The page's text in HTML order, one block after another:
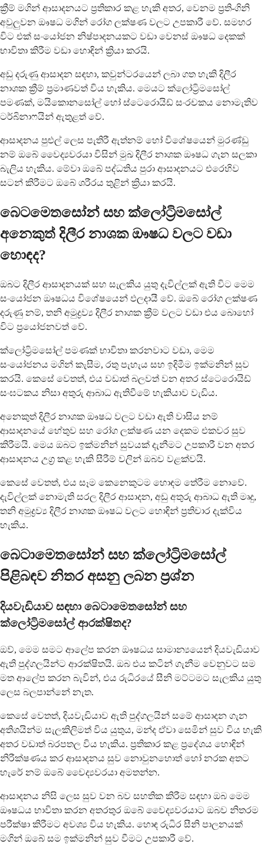
ක්‍රීම් මගින් ආසාදනයට ප්‍රතිකාර කළ හැකි අතර, වෙනම ප්‍රති-ගිනි
අවුලුවන ඖෂධ මගින් රෝග ලක්ෂණ වලට උපකාරී වේ. සමහර
විට එක් සංයෝජන නිෂ්පාදනයකට වඩා වෙනස් ඖෂධ දෙකක්
භාවිතා කිරීම වඩා හොඳින් ක්‍රියා කරයි.
අඩු දරුණු ආසාදන සඳහා, කවුන්ටරයෙන් ලබා ගත හැකි දිලීර
නාශක ක්‍රීම් ප්‍රමාණවත් විය හැකිය. මෙයට ක්ලෝට්‍රිමසෝල්
පමණක්, මයිකොනසෝල් හෝ ස්ටෙරොයිඩ් සංරචකය නොමැතිව
ටර්බිනාෆයින් ඇතුළත් වේ.
ආසාදනය පුළුල් ලෙස පැතිරී ඇත්නම් හෝ විශේෂයෙන් මුරණ්ඩු
නම් ඔබේ වෛද්‍යවරයා විසින් මුඛ දිලීර නාශක ඖෂධ ගැන සලකා
බැලිය හැකිය. මේවා ඔබේ පද්ධතිය පුරා ආසාදනයට එරෙහිව
සටන් කිරීමට ඔබේ ශරීරය තුළින් ක්‍රියා කරයි.
බෙටමෙතසෝන් සහ ක්ලෝට්‍රිමසෝල්
අනෙකුත් දිලීර නාශක ඖෂධ වලට වඩා
හොඳද?
ඔබට දිලීර ආසාදනයක් සහ සැලකිය යුතු දැවිල්ලක් ඇති විට මෙම
සංයෝජන ඖෂධය විශේෂයෙන් ඵලදායී වේ. ඔබේ රෝග ලක්ෂණ
දරුණු නම්, තනි අමුද්‍රව්‍ය දිලීර නාශක ක්‍රීම් වලට වඩා එය බොහෝ
විට ප්‍රයෝජනවත් වේ.
ක්ලෝට්‍රිමසෝල් පමණක් භාවිතා කරනවාට වඩා, මෙම
සංයෝජනය මගින් කැසීම, රතු පැහැය සහ ඉදිමීම ඉක්මනින් සුව
කරයි. කෙසේ වෙතත්, එය වඩාත් බලවත් වන අතර ස්ටෙරොයිඩ්
සංඝටකය නිසා අතුරු ආබාධ ඇතිවීමේ හැකියාව වැඩිය.
අනෙකුත් දිලීර නාශක ඖෂධ වලට වඩා ඇති වාසිය නම්
ආසාදනයේ හේතුව සහ රෝග ලක්ෂණ යන දෙකම එකවර සුව
කිරීමයි. මෙය ඔබට ඉක්මනින් සුවයක් දැනීමට උපකාරී වන අතර
ආසාදනය උග්‍ර කළ හැකි සීරීම් වලින් ඔබව වළක්වයි.
කෙසේ වෙතත්, එය සෑම කෙනෙකුටම හොඳම තේරීම නොවේ.
දැවිල්ලක් නොමැති සරල දිලීර ආසාදන, අඩු අතුරු ආබාධ ඇති මෘදු,
තනි අමුද්‍රව්‍ය දිලීර නාශක ඖෂධ වලට හොඳින් ප්‍රතිචාර දැක්විය
හැකිය.
බෙටාමෙතසෝන් සහ ක්ලෝට්‍රිමසෝල්
පිළිබඳව නිතර අසනු ලබන ප්‍රශ්න
දියවැඩියාව සඳහා බෙටාමෙතසෝන් සහ
ක්ලෝට්‍රිමසෝල් ආරක්ෂිතද?
ඔව්, මෙම සමට ආලේප කරන ඖෂධය සාමාන්‍යයෙන් දියවැඩියාව
ඇති පුද්ගලයින්ට ආරක්ෂිතයි. ඔබ එය කටින් ගැනීම වෙනුවට සම
මත ආලේප කරන බැවින්, එය රුධිරයේ සීනි මට්ටමට සැලකිය යුතු
ලෙස බලපාන්නේ නැත.
කෙසේ වෙතත්, දියවැඩියාව ඇති පුද්ගලයින් සමේ ආසාදන ගැන
අතිශයින්ම සැලකිලිමත් විය යුතුය, මන්ද ඒවා සෙමින් සුව විය හැකි
අතර වඩාත් බරපතල විය හැකිය. ප්‍රතිකාර කළ ප්‍රදේශය හොඳින්
නිරීක්ෂණය කර ආසාදනය සුව නොවුනහොත් හෝ නරක අතට
හැරේ නම් ඔබේ වෛද්‍යවරයා අමතන්න.
ආසාදනය නිසි ලෙස සුව වන බව සහතික කිරීම සඳහා ඔබ මෙම
ඖෂධය භාවිතා කරන අතරතුර ඔබේ වෛද්‍යවරයාට ඔබව නිතරම
පරීක්ෂා කිරීමට අවශ්‍ය විය හැකිය. හොඳ රුධිර සීනි පාලනයක්
මගින් ඔබේ සම ඉක්මනින් සුව වීමට උපකාරී වේ.